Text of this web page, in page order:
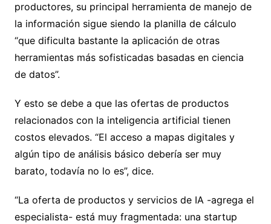
productores, su principal herramienta de manejo de
la información sigue siendo la planilla de cálculo
“que dificulta bastante la aplicación de otras
herramientas más sofisticadas basadas en ciencia
de datos”.
Y esto se debe a que las ofertas de productos
relacionados con la inteligencia artificial tienen
costos elevados. “El acceso a mapas digitales y
algún tipo de análisis básico debería ser muy
barato, todavía no lo es”, dice.
“La oferta de productos y servicios de IA -agrega el
especialista- está muy fragmentada: una startup